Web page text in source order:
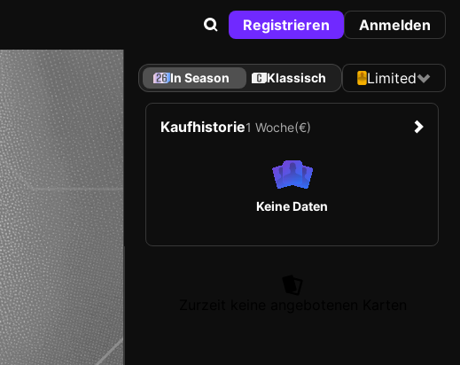
Registrieren Anmelden
In Season Klassisch Limited
Kaufhistorie1 Woche(€)
Keine Daten